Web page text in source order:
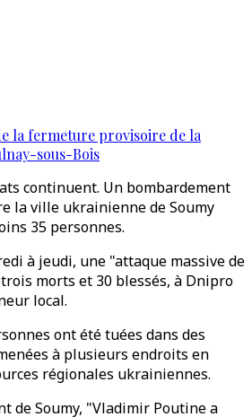
la fermeture provisoire de la
sous-Bois
continuent. Un bombardement
la ville ukrainienne de Soumy
35 personnes.
à jeudi, une "attaque massive de
morts et 30 blessés, à Dnipro
local.
ont été tuées dans des
à plusieurs endroits en
régionales ukrainiennes.
de Soumy, "Vladimir Poutine a